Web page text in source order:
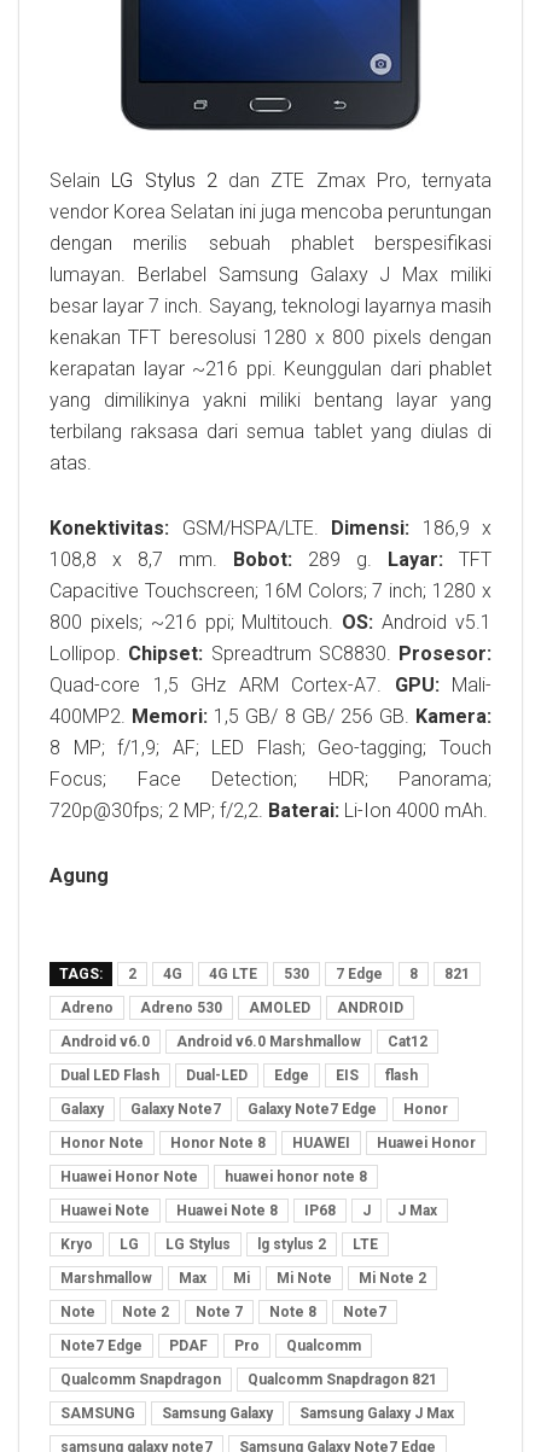
Selain LG Stylus 2dan ZTE Zmax Pro, ternyata
vendor Korea Selatan ini juga mencoba peruntungan
dengan merilis sebuah phablet berspesifikasi
lumayan. Berlabel Samsung Galaxy J Max miliki
besar layar 7 inch. Sayang, teknologi layarnya masih
kenakan TFT beresolusi 1280 x 800 pixels dengan
kerapatan layar ~216 ppi. Keunggulan dari phablet
yang dimilikinya yakni miliki bentang layar yang
terbilang raksasa dari semua tablet yang diulas di
atas.
Konektivitas: GSM/HSPA/LTE. Dimensi: 186,9 x
108,8 x 8,7 mm.
Bobot: 289 g. Layar: TFT
Capacitive Touchscreen; 16M Colors; 7 inch; 1280 x
800 pixels; ~216 ppi; Multitouch. OS: Android v5.1
Lollipop. Chipset: Spreadtrum SC8830. Prosesor:
Quad-core 1,5 GHz ARM Cortex-A7. GPU:Mali-
400MP2. Memori: 1,5 GB/ 8 GB/ 256 GB. Kamera:
8 MP; f/1,9; AF; LED Flash; Geo-tagging; Touch
Focus; Face Detection; HDR; Panorama;
720p@30fps; 2 MP; f/2,2. Baterai: Li-Ion 4000 mAh.
Agung
TAGS: 2 4G 4G LTE 530 7 Edge 8
821
Adreno
Adreno 530 AMOLED
ANDROID
Android v6.0
Android v6.0 Marshmallow
Cat12
Dual LED Flash
Dual-LED Edge EIS
flash
Galaxy
Galaxy Note7 Galaxy Note7 Edge
Honor
Honor Note
Honor Note 8 HUAWEI
Huawei Honor
Huawei Honor Note
huawei honor note 8
Huawei Note
Huawei Note 8 IP68 J
J Max
Kryo
LG LG Stylus lg stylus 2
LTE
Marshmallow
Max Mi Mi Note
Mi Note 2
Note
Note 2 Note 7 Note 8
Note7
Note7 Edge
PDAF Pro
Qualcomm
Qualcomm Snapdragon
Qualcomm Snapdragon 821
SAMSUNG
Samsung Galaxy
Samsung Galaxy J Max
samsung galaxy note7
Samsung Galaxy Note7 Edge